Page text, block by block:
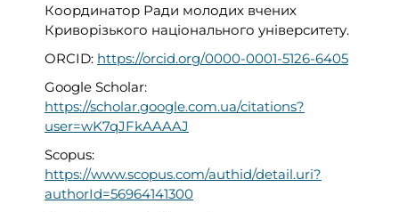
Координатор Ради молодих вчених
Криворізького національного університету.
ORCID: https://orcid.org/0000-0001-5126-6405
Google Scholar:
https://scholar.google.com.ua/citations?
user=wK7qJFkAAAAJ
Scopus:
https://www.scopus.com/authid/detail.uri?
authorId=56964141300